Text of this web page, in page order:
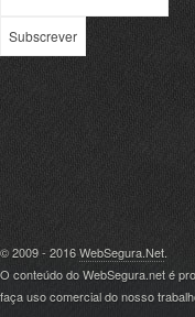
© 2009 - 2016WebSegura.Net.
O conteúdo do WebSegura.net é
faça uso comercial do nosso